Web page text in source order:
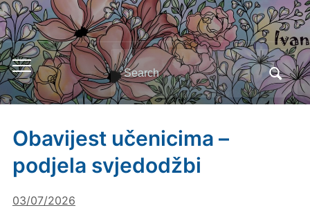
Toggle
mobile
menu
Search
for:
Obavijest učenicima –
podjela svjedodžbi
03/07/2026